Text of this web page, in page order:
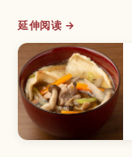
延伸阅读 →